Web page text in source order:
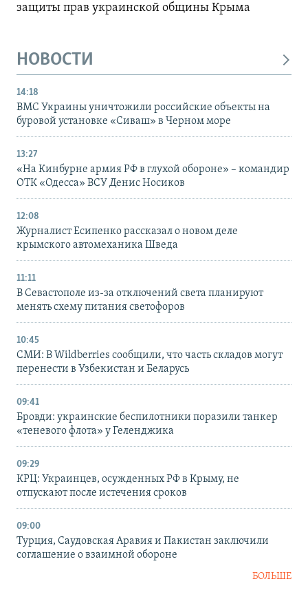
защиты прав украинской общины Крыма
НОВОСТИ
14:18
ВМС Украины уничтожили российские объекты на
буровой установке «Сиваш» в Черном море
13:27
«На Кинбурне армия РФ в глухой обороне» – командир
ОТК «Одесса» ВСУ Денис Носиков
12:08
Журналист Есипенко рассказал о новом деле
крымского автомеханика Шведа
11:11
В Севастополе из-за отключений света планируют
менять схему питания светофоров
10:45
СМИ: В Wildberries сообщили, что часть складов могут
перенести в Узбекистан и Беларусь
09:41
Бровди: украинские беспилотники поразили танкер
«теневого флота» у Геленджика
09:29
КРЦ: Украинцев, осужденных РФ в Крыму, не
отпускают после истечения сроков
09:00
Турция, Саудовская Аравия и Пакистан заключили
соглашение о взаимной обороне
БОЛЬШЕ